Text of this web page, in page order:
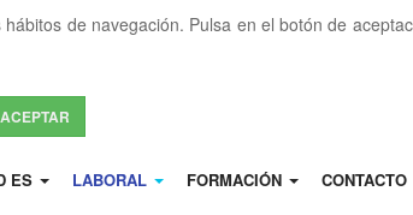
de navegación. Pulsa en el botón de
ACEPTAR
ES LABORAL FORMACIÓN CONTACTO